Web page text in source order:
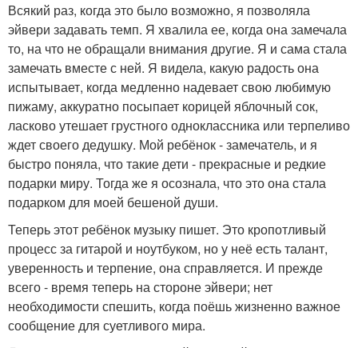
Всякий раз, когда это было возможно, я позволяла
эйвери задавать темп. Я хвалила ее, когда она замечала
то, на что не обращали внимания другие. Я и сама стала
замечать вместе с ней. Я видела, какую радость она
испытывает, когда медленно надевает свою любимую
пижаму, аккуратно посыпает корицей яблочный сок,
ласково утешает грустного одноклассника или терпеливо
ждет своего дедушку. Мой ребёнок - замечатель, и я
быстро поняла, что такие дети - прекрасные и редкие
подарки миру. Тогда же я осознала, что это она стала
подарком для моей бешеной души.
Теперь этот ребёнок музыку пишет. Это кропотливый
процесс за гитарой и ноутбуком, но у неё есть талант,
уверенность и терпение, она справляется. И прежде
всего - время теперь на стороне эйвери; нет
необходимости спешить, когда поёшь жизненно важное
сообщение для суетливого мира.